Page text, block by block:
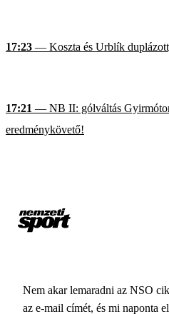
17:23 — Koszta és Urblík
17:21 — NB II: gólváltás
eredménykövető!
Nem akar lemaradni az NSO
az e-mail címét, és mi naponta